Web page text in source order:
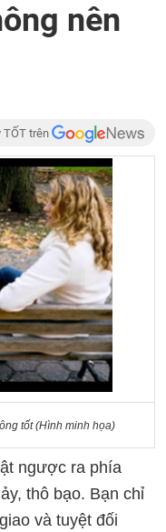
nên
TỐT trên
tốt (Hình minh họa)
ngược ra phía
thô bạo. Bạn chỉ
và tuyệt đối